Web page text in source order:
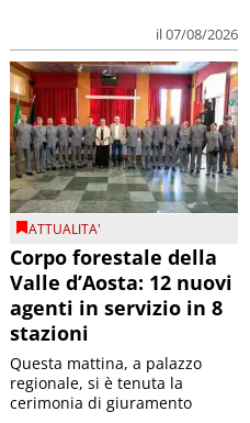
il 07/08/2026
ATTUALITA'
Corpo forestale della
Valle d’Aosta: 12 nuovi
agenti in servizio in 8
stazioni
Questa mattina, a palazzo
regionale, si è tenuta la
cerimonia di giuramento